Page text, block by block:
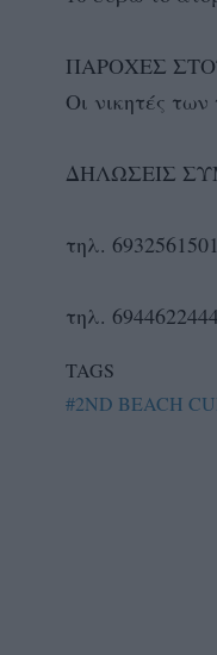
ΠΑΡΟΧΕΣ
Οι νικητές
ΔΗΛΩΣΕΙΣ
τηλ.
τηλ.
TAGS
#2ND BEACH